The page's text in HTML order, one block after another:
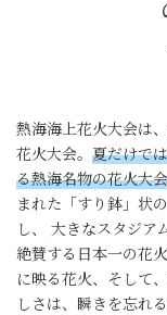
熱海海上花火大会は
花火大会。 夏だけで
る熱海名物の花火大会
まれた「すり鉢」状
し、 大きなスタジア
絶賛する日本一の花
に映る花火、そして
しさは、瞬きを忘れ